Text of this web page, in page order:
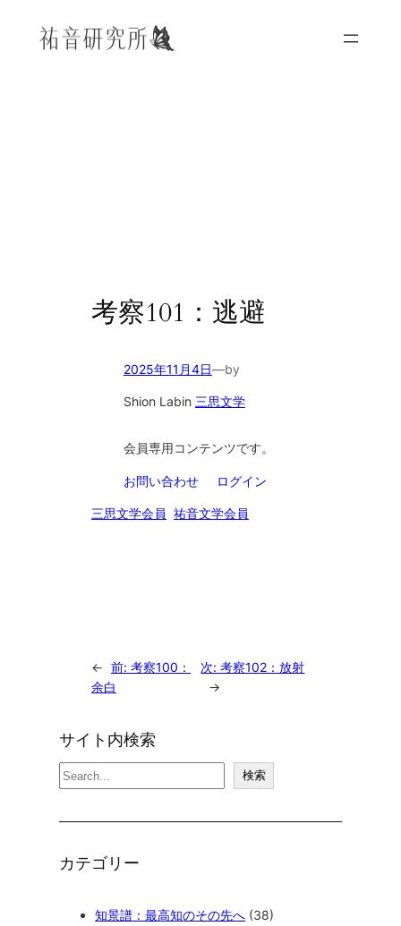
考察101：逃避
2025年11月4日—by
Shion Labin 三思文学
会員専用コンテンツです。
お問い合わせ ログイン
三思文学会員 祐音文学会員
← 前:考察100：
余白
次:考察102：放射
→
サイト内検索
検
索
検索
カテゴリー
知景譜：最高知のその先へ (38)